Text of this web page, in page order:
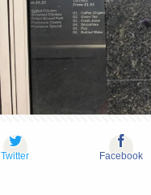
Twitter Facebook